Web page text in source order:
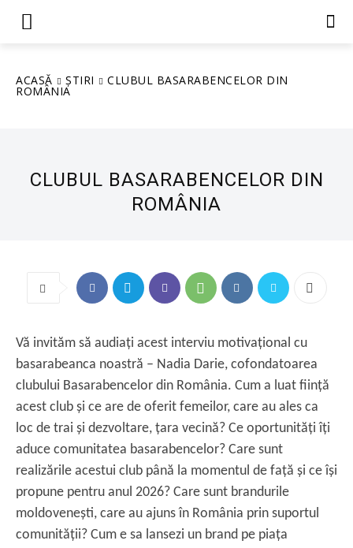
ACASĂ ȘTIRI CLUBUL BASARABENCELOR DIN
ROMÂNIA
CLUBUL BASARABENCELOR DIN
ROMÂNIA
Vă invităm să audiați acest interviu motivațional cu
basarabeanca noastră – Nadia Darie, cofondatoarea
clubului Basarabencelor din România. Cum a luat ființă
acest club și ce are de oferit femeilor, care au ales ca
loc de trai și dezvoltare, țara vecină? Ce oportunități îți
aduce comunitatea basarabencelor? Care sunt
realizările acestui club până la momentul de față și ce își
propune pentru anul 2026? Care sunt brandurile
moldovenești, care au ajuns în România prin suportul
comunității? Cum e sa lansezi un brand pe piața